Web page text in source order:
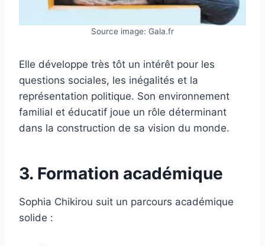
Source image: Gala.fr
Elle développe très tôt un intérêt pour les
questions sociales, les inégalités et la
représentation politique. Son environnement
familial et éducatif joue un rôle déterminant
dans la construction de sa vision du monde.
3. Formation académique
Sophia Chikirou suit un parcours académique
solide :